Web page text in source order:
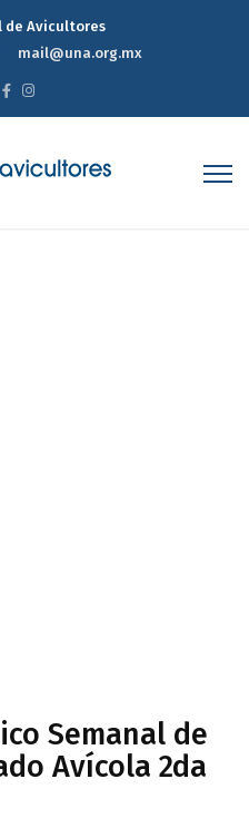
de Avicultores
mail@una.org.mx
Semanal de
Avícola 2da